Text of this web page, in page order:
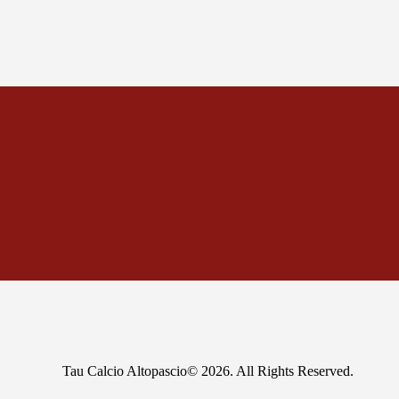
Tau Calcio Altopascio© 2026. All Rights Reserved.